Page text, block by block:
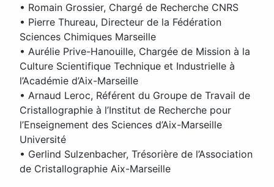
• Romain Grossier, Chargé de Recherche CNRS
• Pierre Thureau, Directeur de la Fédération
Sciences Chimiques Marseille
• Aurélie Prive-Hanouille, Chargée de Mission à la
Culture Scientifique Technique et Industrielle à
l’Académie d’Aix-Marseille
• Arnaud Leroc, Référent du Groupe de Travail de
Cristallographie à l’Institut de Recherche pour
l’Enseignement des Sciences d’Aix-Marseille
Université
• Gerlind Sulzenbacher, Trésorière de l’Association
de Cristallographie Aix-Marseille